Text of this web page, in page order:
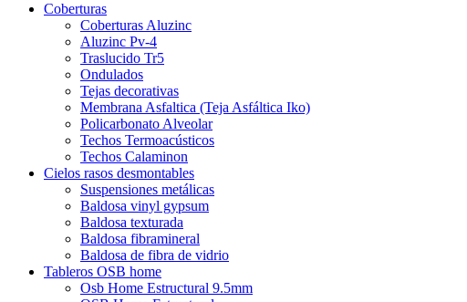
Coberturas
Coberturas Aluzinc
Aluzinc Pv-4
Traslucido Tr5
Ondulados
Tejas decorativas
Membrana Asfaltica (Teja Asfáltica Iko)
Policarbonato Alveolar
Techos Termoacústicos
Techos Calaminon
Cielos rasos desmontables
Suspensiones metálicas
Baldosa vinyl gypsum
Baldosa texturada
Baldosa fibramineral
Baldosa de fibra de vidrio
Tableros OSB home
Osb Home Estructural 9.5mm